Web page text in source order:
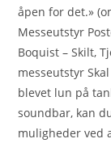
åpen for det.»
Messeutstyr
Boquist – Skilt,
messeutstyr
blevet lun på
soundbar, kan
muligheder ved